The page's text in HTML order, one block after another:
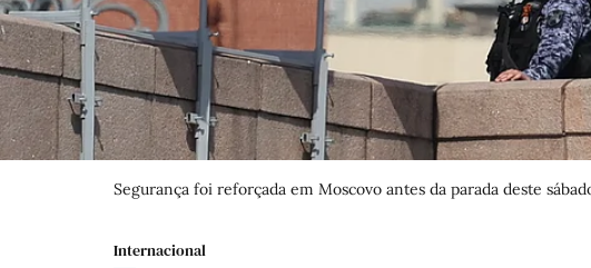
Segurança foi reforçada em Moscovo antes da parada deste
Internacional